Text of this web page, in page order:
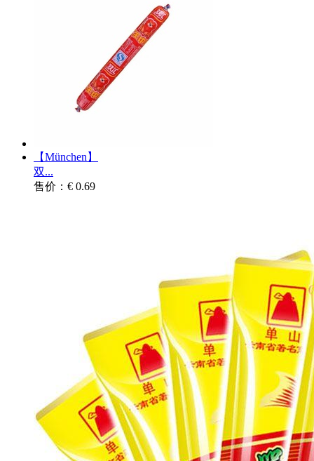
【München】
双...
售价：€ 0.69